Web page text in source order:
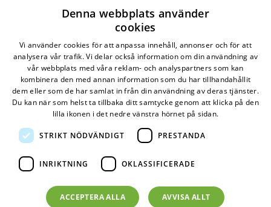
Följ oss
Den här webbplatsen drivs avGlesys AB
Miljöval-märkt
el frånFalkenberg Energi
Om personuppgifter
Denna webbplats använder
cookies
Vi använder cookies för att anpassa innehåll, annonser och för att
analysera vår trafik. Vi delar också information om din användning av
vår webbplats med våra reklam- och analyspartners som kan
kombinera den med annan information som du har tillhandahållit
dem eller som de har samlat in från din användning av deras tjänster.
Du kan när som helst ta tillbaka ditt samtycke genom att klicka på den
lilla ikonen i det nedre vänstra hörnet på sidan.
STRIKT NÖDVÄNDIGT PRESTANDA
INRIKTNING OKLASSIFICERADE
ACCEPTERA ALLA AVVISA ALLT